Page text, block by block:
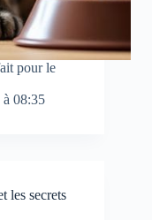
pour le
08:35
les secrets